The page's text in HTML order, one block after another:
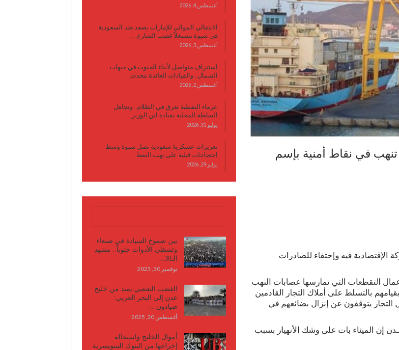
تنهب في نقاط أمنية بإسم
الإقتصادية فيه وإختفاء للصادرات
التقطعات التي تمارسها عصابات النهب
بالتسلط على أملاك التجار القادمين
التجار يتوقفون عن إنزال بضائعهم في
إن الميناء بات على وشك الأنهيار بسبب
أغسطس 4, 2026
الانتقالي الموالي للإمارات يصعد ضد السعودية
في شبوة مستغلاً غضب الشارع…
أغسطس 3, 2026
استنزاف متواصل لأبناء الجنوب في جبهات
الشمال.. والقيادات العائدة تتحدث…
أغسطس 2, 2026
عرماء النفطية تغرق في الظلام.. وتجاهل
السلطة المحلية بقيادة ابن الوزير…
يوليو 31, 2026
تعزيزات عسكرية سعودية تصل شبوة وسط
احتجاجات قبلية على نهب النفط
يوليو 29, 2026
بين شموخ السيادة في صنعاء
وتشظي الأدوات جنوباً.. مشهد
الـ30…
نوفمبر 30, 2025
الغضب الشعبي يمتد من خليج
عدن إلى البحر العربي:
صيادون…
أغسطس 20, 2025
أموال الخليج واستحالة
إخراجها من البنوك السويسرية